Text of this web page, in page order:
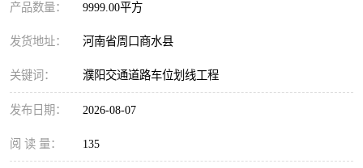
产品数量： 9999.00平方
发货地址： 河南省周口商水县
关键词： 濮阳交通道路车位划线工程
发布日期： 2026-08-07
阅 读 量： 135